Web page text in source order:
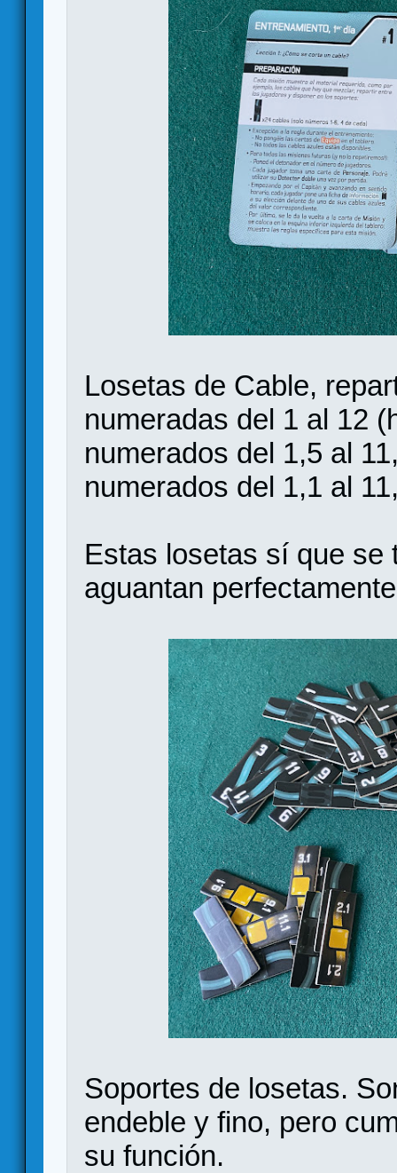
Losetas de Cable,
numeradas del 1 al 12
numerados del 1,5 al
numerados del 1,1 al
Estas losetas sí que se
aguantan
Soportes de losetas.
endeble y fino, pero
su función.